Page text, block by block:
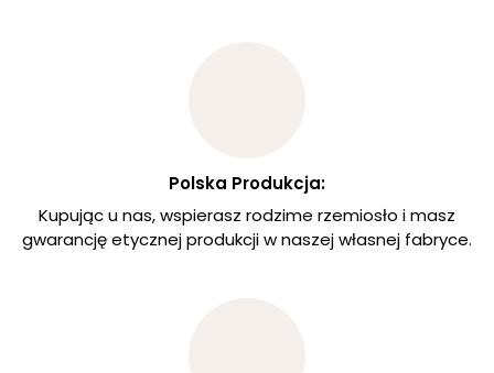
Polska Produkcja:
Kupując u nas, wspierasz rodzime rzemiosło i masz
gwarancję etycznej produkcji w naszej własnej fabryce.